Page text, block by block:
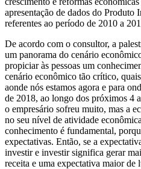
apresentação de dados do
referentes ao período de 2010 a
De acordo com o consultor, a
um panorama do cenário
propiciar às pessoas um
cenário econômico tão crítico,
aonde nós estamos agora e para
de 2018, ao longo dos próximos 4
o empresário sofreu muito, mas a
no seu nível de atividade
conhecimento é fundamental,
expectativas. Então, se a
investir e investir significa gerar
receita e uma expectativa maior de